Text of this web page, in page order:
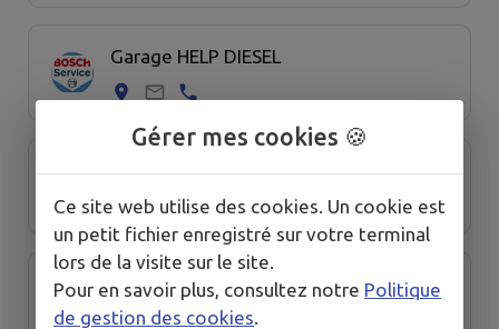
Garage HELP DIESEL
Haras des Kelpies
Les Baluchons d'Aglaé
Gérer mes cookies 🍪
Ce site web utilise des cookies. Un cookie est
un petit fichier enregistré sur votre terminal
lors de la visite sur le site.
Pour en savoir plus, consultez notre Politique
de gestion des cookies